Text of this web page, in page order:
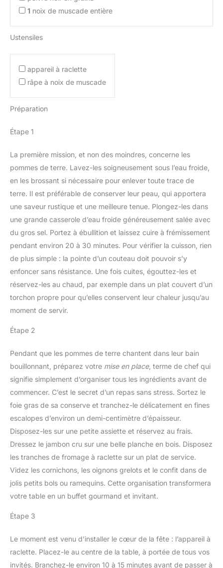
1 noix de muscade entière
Ustensiles
appareil à raclette
râpe à noix de muscade
Préparation
Étape 1
La première mission, et non des moindres, concerne les
pommes de terre. Lavez-les soigneusement sous l’eau froide,
en les brossant si nécessaire pour enlever toute trace de
terre. Il est préférable de conserver leur peau, qui apportera
une saveur rustique et une meilleure tenue. Plongez-les dans
une grande casserole d’eau froide généreusement salée avec
du gros sel. Portez à ébullition et laissez cuire à frémissement
pendant environ 20 à 30 minutes. Pour vérifier la cuisson, rien
de plus simple : la pointe d’un couteau doit pouvoir s’y
enfoncer sans résistance. Une fois cuites, égouttez-les et
réservez-les au chaud, par exemple dans un plat couvert d’un
torchon propre pour qu’elles conservent leur chaleur jusqu’au
moment de servir.
Étape 2
Pendant que les pommes de terre chantent dans leur bain
bouillonnant, préparez votre mise en place, terme de chef qui
signifie simplement d’organiser tous les ingrédients avant de
commencer. C’est le secret d’un repas sans stress. Sortez le
foie gras de sa conserve et tranchez-le délicatement en fines
escalopes d’environ un demi-centimètre d’épaisseur.
Disposez-les sur une petite assiette et réservez au frais.
Dressez le jambon cru sur une belle planche en bois. Disposez
les tranches de fromage à raclette sur un plat de service.
Videz les cornichons, les oignons grelots et le confit dans de
jolis petits bols ou ramequins. Cette organisation transformera
votre table en un buffet gourmand et invitant.
Étape 3
Le moment est venu d’installer le cœur de la fête : l’appareil à
raclette. Placez-le au centre de la table, à portée de tous vos
invités. Branchez-le environ 10 à 15 minutes avant de passer à